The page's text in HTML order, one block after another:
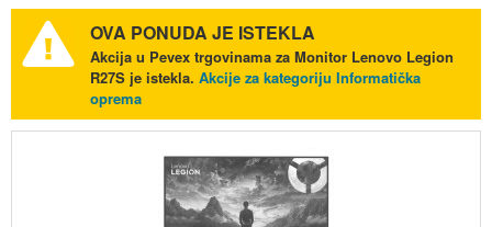
OVA PONUDA JE ISTEKLA
Akcija u Pevex trgovinama za Monitor Lenovo Legion
R27S je istekla. Akcije za kategoriju Informatička
oprema